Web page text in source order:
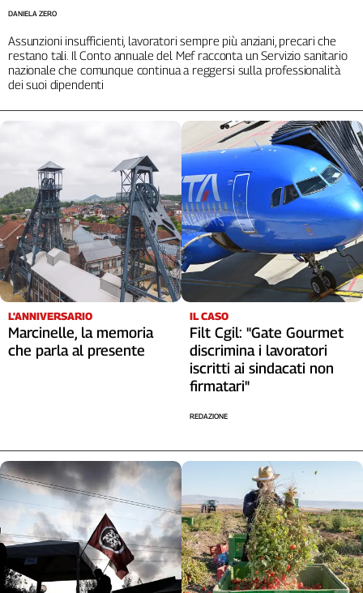
Assunzioni insufficienti, lavoratori sempre più anziani, precari che
restano tali. Il Conto annuale del Mef racconta un Servizio sanitario
nazionale che comunque continua a reggersi sulla professionalità
dei suoi dipendenti
DANIELA ZERO
L'ANNIVERSARIO
Marcinelle, la memoria
che parla al presente
IL CASO
Filt Cgil: "Gate Gourmet
discrimina i lavoratori
iscritti ai sindacati non
firmatari"
REDAZIONE